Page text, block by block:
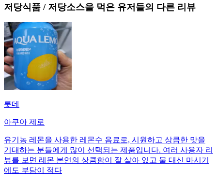
저당식품 / 저당소스을 먹은 유저들의 다른 리뷰
롯데
아쿠아 제로
유기농 레몬을 사용한 레몬수 음료로, 시원하고 상큼한 맛을
기대하는 분들에게 많이 선택되는 제품입니다. 여러 사용자 리
뷰를 보면 레몬 본연의 상큼함이 잘 살아 있고 물 대신 마시기
에도 부담이 적다